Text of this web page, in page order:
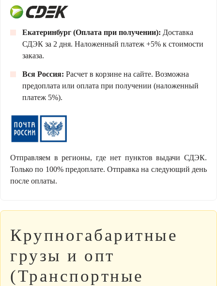
Екатеринбург (Оплата при получении): Доставка
СДЭК за 2 дня. Наложенный платеж +5% к стоимости
заказа.
Вся Россия: Расчет в корзине на сайте. Возможна
предоплата или оплата при получении (наложенный
платеж 5%).
Отправляем в регионы, где нет пунктов выдачи СДЭК.
Только по 100% предоплате. Отправка на следующий день
после оплаты.
Крупногабаритные
грузы и опт
(Транспортные